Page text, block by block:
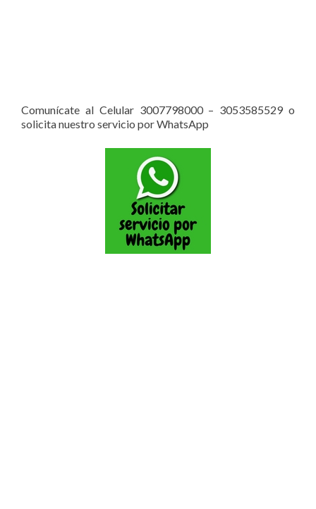
Comunícate al Celular 3007798000 – 3053585529 o
solicita nuestro servicio por WhatsApp